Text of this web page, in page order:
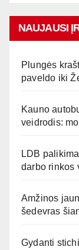
NAUJAUSI
Plungės
paveldo iki
Kauno
veidrodis:
LDB
darbo rinkos
Amžinos
šedevras
Gydanti